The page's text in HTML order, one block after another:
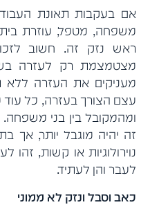
אם בעקבות תאונת
משפחה, מטפל, עוזרת בית
ראש נזק זה. חשוב
מצטמצמת רק לעזרה
מעניקים את העזרה ללא
עצם הצורך בעזרה, כל עוד
ומהמקובל בין בני
זה יהיה מוגבל יותר, אך
נוירולוגיות או קשות, זהו
לעבר והן לעתיד.
כאב וסבל ונזק לא ממוני